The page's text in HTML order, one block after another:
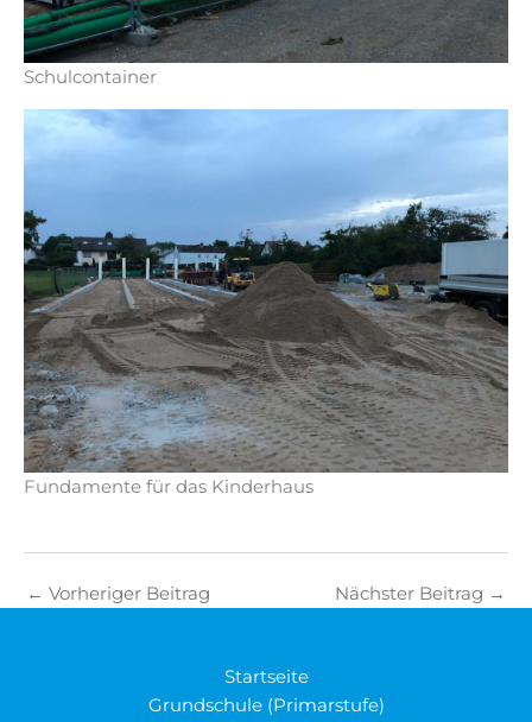
Schulcontainer
Fundamente für das Kinderhaus
← Vorheriger Beitrag Nächster Beitrag →
Startseite
Grundschule (Primarstufe)